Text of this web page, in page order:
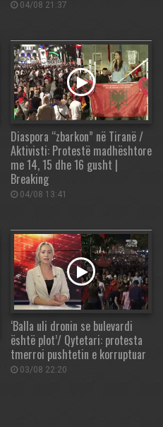
04/08 21:37
Diaspora “zbarkon” në Tiranë /
Aktivisti: Protestë madhështore
me 14, 15 dhe 16 gusht |
Breaking
04/08 13:41
‘Balla uli dronin se bulevardi
është plot’/ Qytetari: protesta
tmerroi pushtetin e korruptuar
03/08 22:20